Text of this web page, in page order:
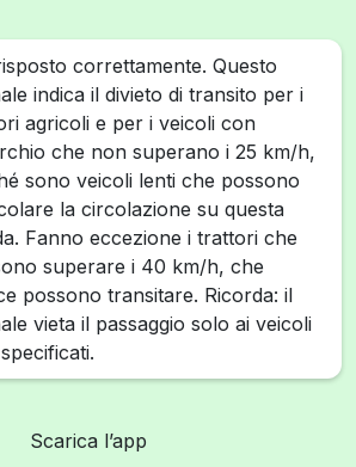
correttamente. Questo
indica il divieto di transito per i
agricoli e per i veicoli con
che non superano i 25 km/h,
sono veicoli lenti che possono
la circolazione su questa
Fanno eccezione i trattori che
superare i 40 km/h, che
possono transitare. Ricorda: il
vieta il passaggio solo ai veicoli
Scarica l’app